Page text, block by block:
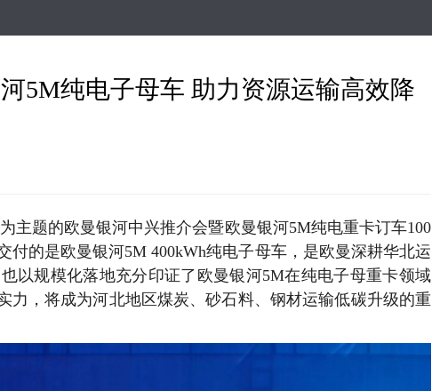
要
5M纯电子母车 助力资源运输高效降
主题的欧曼银河中兴推介会暨欧曼银河5M纯电重卡订车100
付的是欧曼银河5M 400kWh纯电子母车，是欧曼深耕华北运
以规模化落地充分印证了欧曼银河5M在纯电子母重卡领域
力，将成为河北地区煤炭、砂石料、 钢材运输低碳升级的重